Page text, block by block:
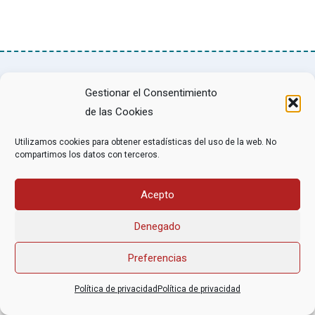
Gestionar el Consentimiento
de las Cookies
Utilizamos cookies para obtener estadísticas del uso de la web. No
compartimos los datos con terceros.
Acepto
Denegado
Preferencias
Política de privacidad Política de privacidad
Asociación Federal Derecho a Morir Dignamente (DMD)
informacion@derechoamorir.org